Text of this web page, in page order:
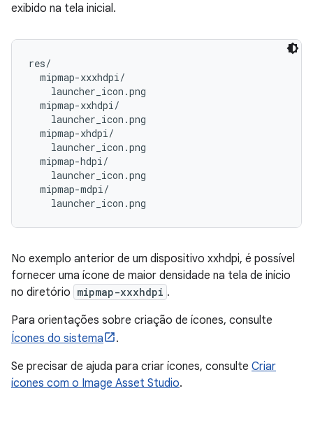
exibido na tela inicial.
res/
  mipmap-xxxhdpi/
    launcher_icon.png
  mipmap-xxhdpi/
    launcher_icon.png
  mipmap-xhdpi/
    launcher_icon.png
  mipmap-hdpi/
    launcher_icon.png
  mipmap-mdpi/
No exemplo anterior de um dispositivo xxhdpi, é possível
fornecer uma ícone de maior densidade na tela de início
no diretório mipmap-xxxhdpi .
Para orientações sobre criação de ícones, consulte
Ícones do sistema
.
Se precisar de ajuda para criar ícones, consulte Criar
ícones com o Image Asset Studio.